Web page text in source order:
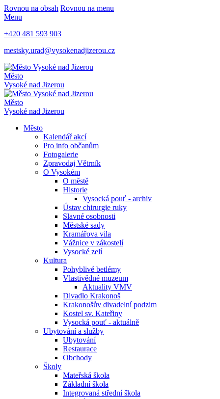
Rovnou na obsah Rovnou na menu
Menu
+420 481 593 903
mestsky.urad@vysokenadjizerou.cz
Město
Vysoké nad Jizerou
Město
Vysoké nad Jizerou
Město
Kalendář akcí
Pro info občanům
Fotogalerie
Zpravodaj Větrník
O Vysokém
O městě
Historie
Vysocká pouť - archiv
Ústav chirurgie ruky
Slavné osobnosti
Městské sady
Kramářova vila
Vážnice v zákostelí
Vysocké zelí
Kultura
Pohyblivé betlémy
Vlastivědné muzeum
Aktuality VMV
Divadlo Krakonoš
Krakonošův divadelní podzim
Kostel sv. Kateřiny
Vysocká pouť - aktuálně
Ubytování a služby
Ubytování
Restaurace
Obchody
Školy
Mateřská škola
Základní škola
Integrovaná střední škola